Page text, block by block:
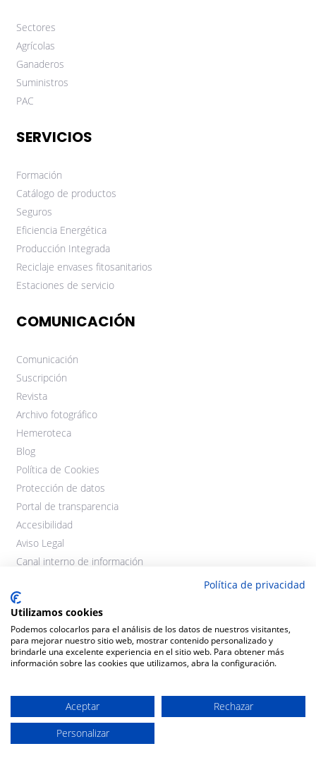
Sectores
Agrícolas
Ganaderos
Suministros
PAC
SERVICIOS
Formación
Catálogo de productos
Seguros
Eficiencia Energética
Producción Integrada
Reciclaje envases fitosanitarios
Estaciones de servicio
COMUNICACIÓN
Comunicación
Suscripción
Revista
Archivo fotográfico
Hemeroteca
Blog
Política de Cookies
Protección de datos
Portal de transparencia
Accesibilidad
Aviso Legal
Canal interno de información
derechos reservados.
Diseño y desarrollo:THEGECO
Política de privacidad
Utilizamos cookies
Podemos colocarlos para el análisis de los datos de nuestros visitantes,
para mejorar nuestro sitio web, mostrar contenido personalizado y
brindarle una excelente experiencia en el sitio web. Para obtener más
información sobre las cookies que utilizamos, abra la configuración.
Aceptar
Rechazar
Personalizar